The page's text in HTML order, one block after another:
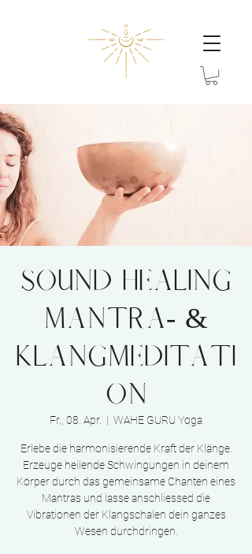
SOUND HEALING
Mantra- &
Klangmeditati
on
Fr., 08. Apr.
  |
WAHE GURU Yoga
Erlebe die harmonisierende Kraft der Klänge.
Erzeuge heilende Schwingungen in deinem
Körper durch das gemeinsame Chanten eines
Mantras und lasse anschliessed die
Vibrationen der Klangschalen dein ganzes
Wesen durchdringen.